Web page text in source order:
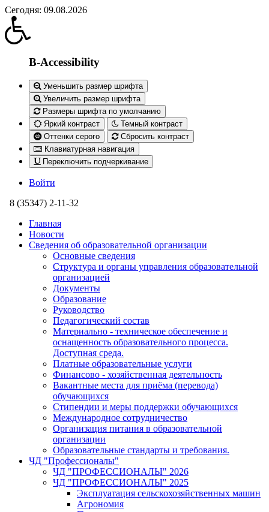
Сегодня: 09.08.2026
B-Accessibility
Уменьшить размер шрифта
Увеличить размер шрифта
Размеры шрифта по умолчанию
Яркий контраст
Темный контраст
Оттенки серого
Сбросить контраст
Клавиатурная навигация
Переключить подчеркивание
Войти
8 (35347) 2-11-32
Главная
Новости
Сведения об образовательной организации
Основные сведения
Структура и органы управления образовательной
организацией
Документы
Образование
Руководство
Педагогический состав
Материально - техническое обеспечение и
оснащенность образовательного процесса.
Доступная среда.
Платные образовательные услуги
Финансово - хозяйственная деятельность
Вакантные места для приёма (перевода)
обучающихся
Стипендии и меры поддержки обучающихся
Международное сотрудничество
Организация питания в образовательной
организации
Образовательные стандарты и требования.
ЧД "Профессионалы"
ЧД "ПРОФЕССИОНАЛЫ" 2026
ЧД "ПРОФЕССИОНАЛЫ" 2025
Эксплуатация сельскохозяйственных машин
Агрономия